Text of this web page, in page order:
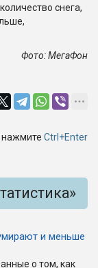
снега,
Фото: МегаФон
нажмите Ctrl+Enter
и меньше
о том, как